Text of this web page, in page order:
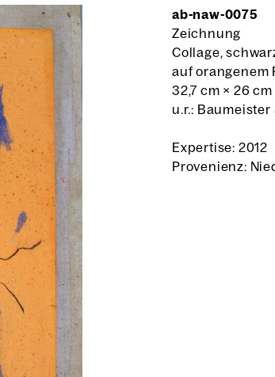
ab-naw-0075
Zeichnung
Collage,
auf orangenem
32,7 cm × 26 cm
u.r.: Baumeister
Expertise: 2012
Provenienz: